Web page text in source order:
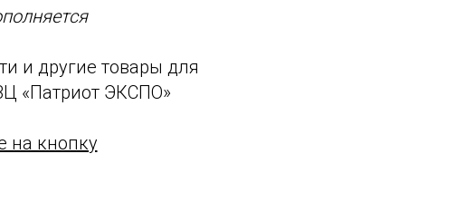
и другие товары для
«Патриот ЭКСПО»
на кнопку